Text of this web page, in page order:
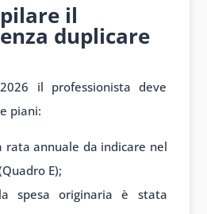
il
duplicare
il professionista deve
piani:
rata annuale da indicare nel
E);
spesa originaria è stata